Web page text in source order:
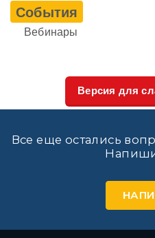
События
Вебинары
Версия для
Все еще остались